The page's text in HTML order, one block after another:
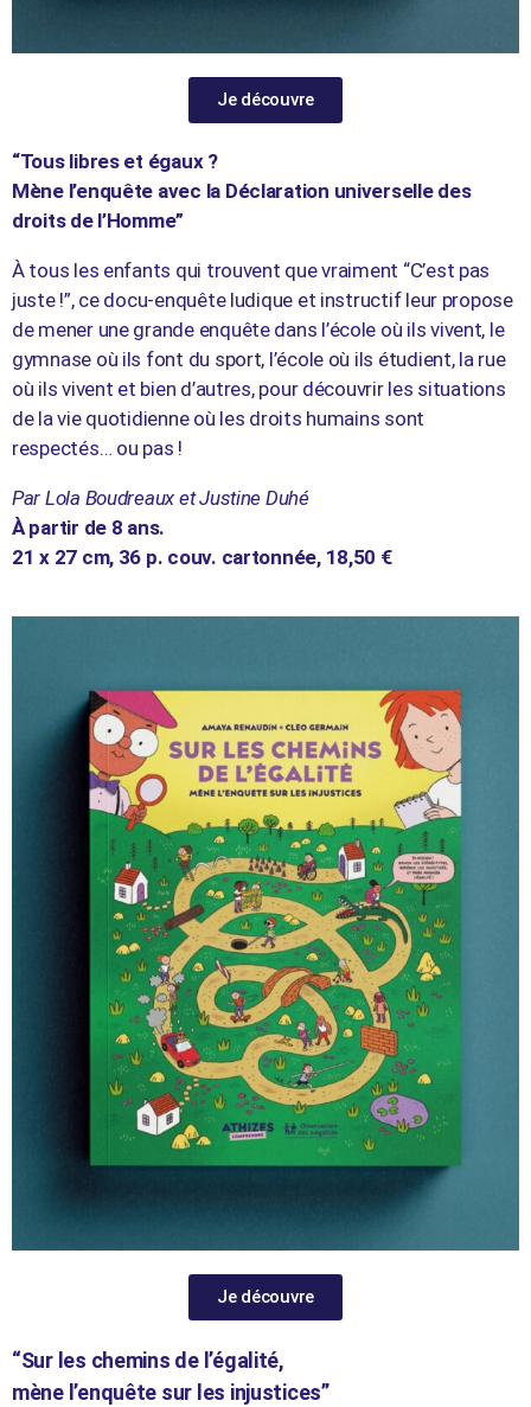
Je découvre
“Tous libres et égaux ?
Mène l’enquête avec la Déclaration universelle des
droits de l’Homme”
À tous les enfants qui trouvent que vraiment “C’est pas
juste !”, ce docu-enquête ludique et instructif leur propose
de mener une grande enquête dans l’école où ils vivent, le
gymnase où ils font du sport, l’école où ils étudient, la rue
où ils vivent et bien d’autres, pour découvrir les situations
de la vie quotidienne où les droits humains sont
respectés… ou pas !
Par Lola Boudreaux et Justine Duhé
À partir de 8 ans.
21 x 27 cm, 36 p. couv. cartonnée, 18,50 €
Je découvre
“Sur les chemins de l’égalité,
mène l’enquête sur les injustices”